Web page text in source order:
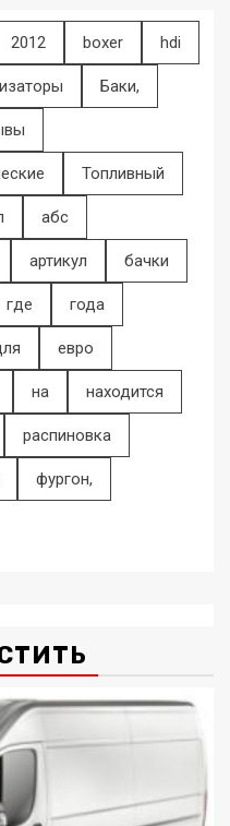
2012 boxer hdi
Баки,
Топливный
абс
артикул бачки
где года
евро
на находится
распиновка
фургон,